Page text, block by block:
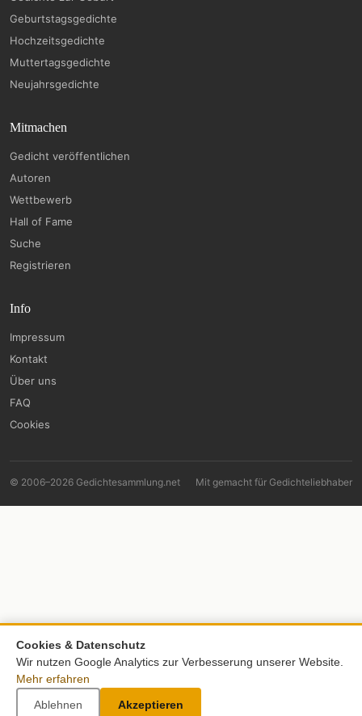
Geburtstagsgedichte
Hochzeitsgedichte
Muttertagsgedichte
Neujahrsgedichte
Mitmachen
Gedicht veröffentlichen
Autoren
Wettbewerb
Hall of Fame
Suche
Registrieren
Info
Impressum
Kontakt
Über uns
FAQ
Cookies
© 2006–2026 Gedichtesammlung.net Mit gemacht für Gedichteliebhaber
Cookies & Datenschutz
Wir nutzen Google Analytics zur Verbesserung unserer Website.
Mehr erfahren
Ablehnen
Akzeptieren